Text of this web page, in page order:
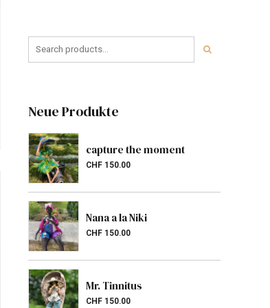
Neue Produkte
capture the moment
CHF 150.00
Nana a la Niki
CHF 150.00
Mr. Tinnitus
CHF 150.00